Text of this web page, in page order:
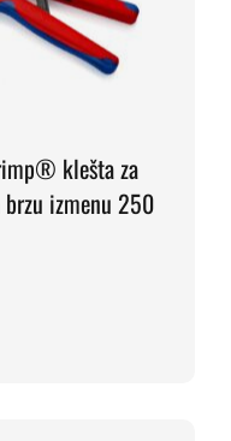
klešta za
brzu izmenu 250